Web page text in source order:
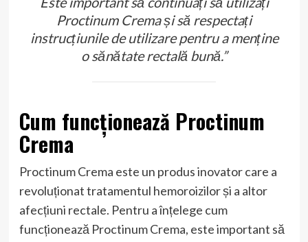
Proctinum Crema și să respectați
instrucțiunile de utilizare pentru a menține
o sănătate rectală bună.”
Cum funcționează Proctinum
Crema
Proctinum Crema este un produs inovator care a
revoluționat tratamentul hemoroizilor și a altor
afecțiuni rectale. Pentru a înțelege cum
funcționează Proctinum Crema, este important să